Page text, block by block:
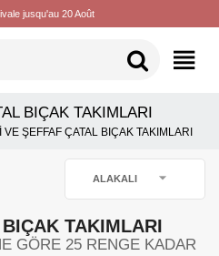
jusqu'au 20 Août
BIÇAK TAKIMLARI
ŞEFFAF ÇATAL BIÇAK TAKIMLARI
ALAKALI 
TAKIMLARI
GÖRE 25 RENGE KADAR